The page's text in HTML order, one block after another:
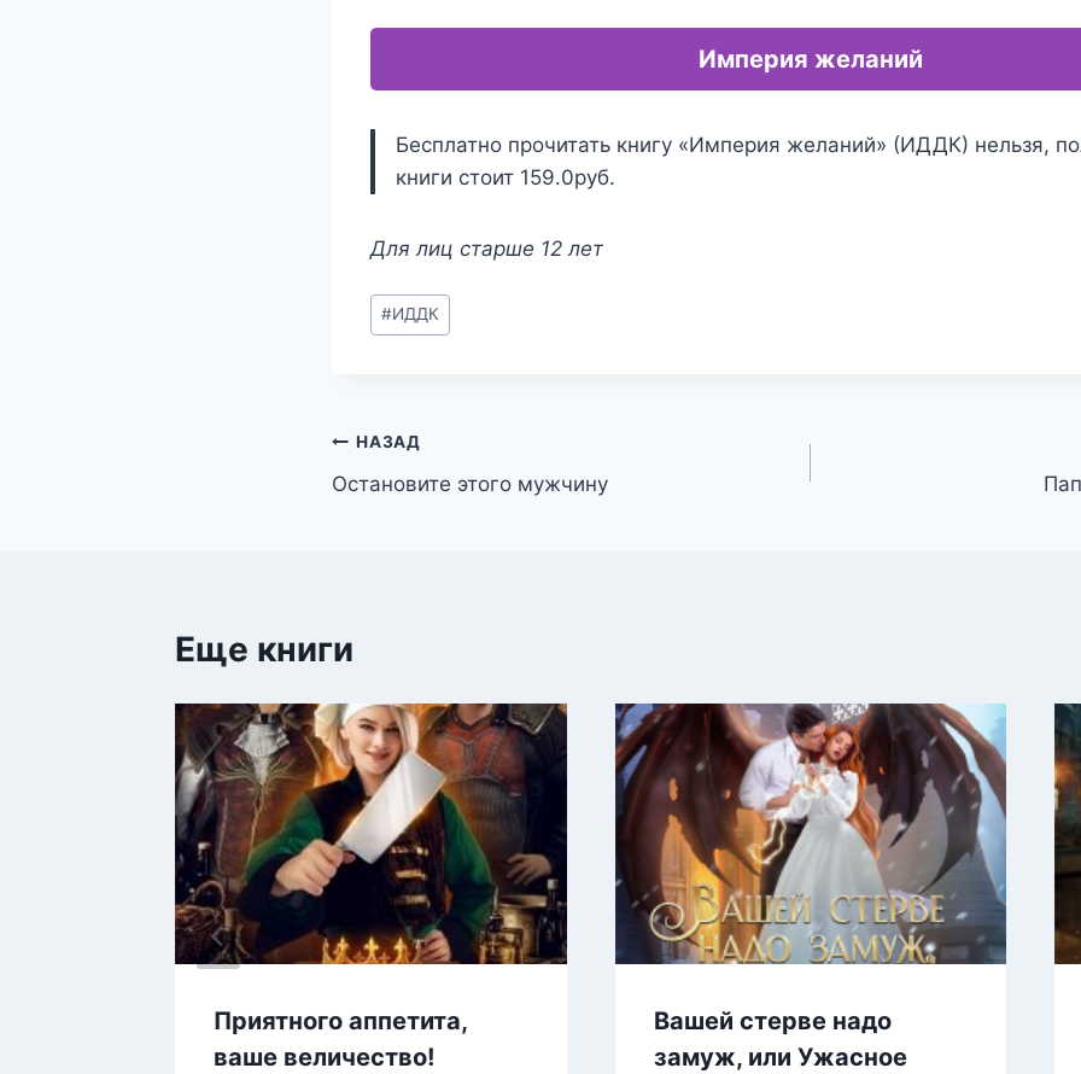
Империя желаний
Бесплатно прочитать книгу «Империя желаний» (ИДДК) нельзя,
книги стоит 159.0руб.
Для лиц старше 12 лет
Метки
записи:
#ИДДК
Навигация
по
НАЗАД
Остановите этого мужчину
Еще книги
Приятного аппетита,
ваше величество!
Вашей стерве надо
замуж, или Ужасное